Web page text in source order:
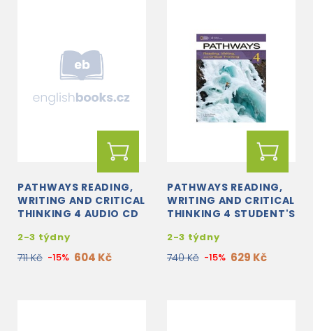
PATHWAYS READING,
WRITING AND CRITICAL
THINKING 4 AUDIO CD
2-3 týdny
711 Kč -15% 604 Kč
PATHWAYS READING,
WRITING AND CRITICAL
THINKING 4 STUDENT'S
WORKBOOK ACCESS
CODE
2-3 týdny
740 Kč -15% 629 Kč